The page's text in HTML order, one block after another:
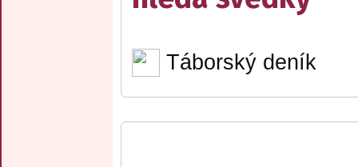
Táborský deník